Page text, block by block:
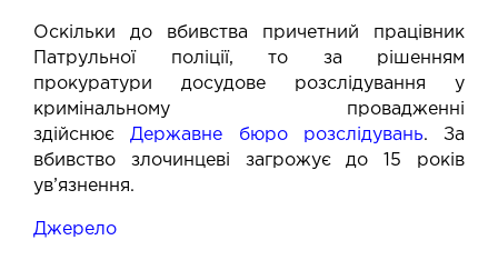
Оскільки до вбивства причетний працівник
Патрульної поліції, то за рішенням
прокуратури досудове розслідування у
кримінальному провадженні
здійснюєДержавне бюро розслідувань. За
вбивство злочинцеві загрожує до 15 років
ув’язнення.
Джерело